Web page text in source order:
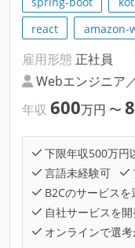
react
amazon-
雇用形態 正社員
Webエンジニア
年収 600万円 〜
下限年収500万円
言語未経験可
B2Cのサービスを
自社サービスを開
オンラインで選